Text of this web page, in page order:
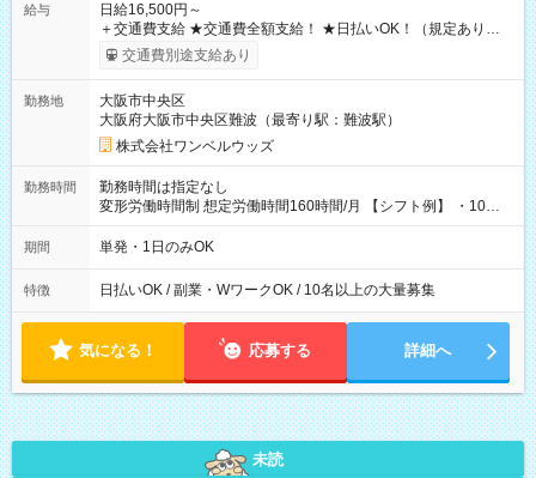
給与
日給16,500円～
＋交通費支給 ★交通費全額支給！ ★日払いOK！（規定あり） ┗
働いたその日に現金GET♪ お仕事後はコンビニATMから 日払
交通費別途支給あり
勤務地
大阪市中央区
大阪府大阪市中央区難波（最寄り駅：難波駅）
株式会社ワンベルウッズ
勤務時間
勤務時間は指定なし
変形労働時間制 想定労働時間160時間/月 【シフト例】 ・10：
00～20：00
期間 単発・1日のみOK
特徴 日払いOK / 副業・WワークOK / 10名以上の大量募集
気になる！ 応募する 詳細へ
未読